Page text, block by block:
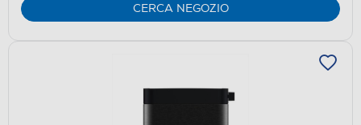
CERCA NEGOZIO